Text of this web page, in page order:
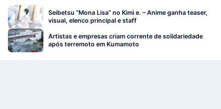
Seibetsu “Mona Lisa” no Kimi e. – Anime ganha teaser,
visual, elenco principal e staff
Artistas e empresas criam corrente de solidariedade
após terremoto em Kumamoto